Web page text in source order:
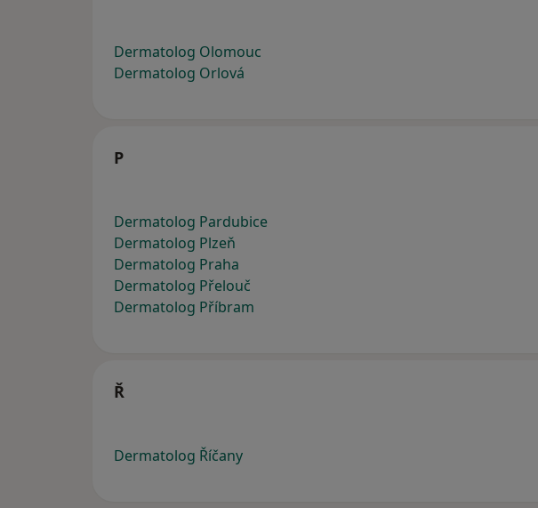
Dermatolog Olomouc
Dermatolog Orlová
P
Dermatolog Pardubice
Dermatolog Plzeň
Dermatolog Praha
Dermatolog Přelouč
Dermatolog Příbram
Ř
Dermatolog Říčany